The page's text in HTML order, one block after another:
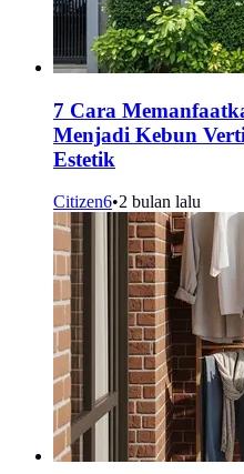
7 Cara
Menjadi Kebun
Estetik
Citizen6•2 bulan lalu